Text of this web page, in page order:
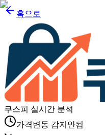
홈으로
쿠스피 실시간 분석
가격변동 감지안됨